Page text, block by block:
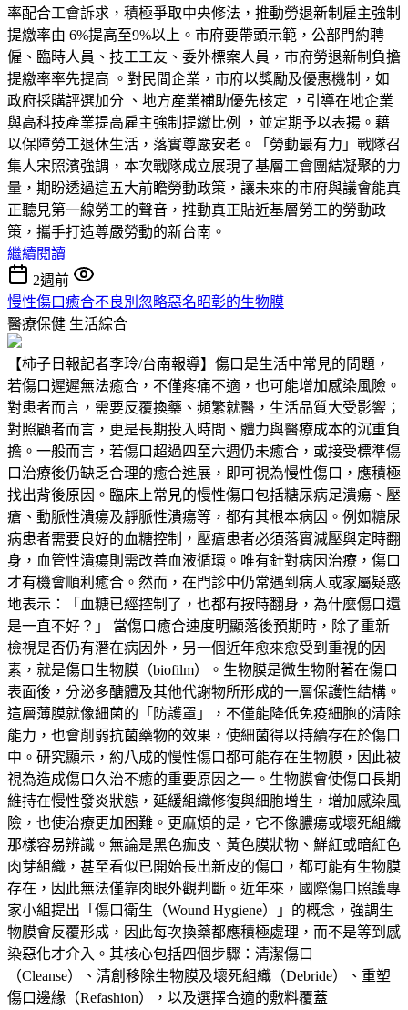
率配合工會訴求，積極爭取中央修法，推動勞退新制雇主強制
提繳率由 6%提高至9%以上。市府要帶頭示範，公部門約聘
僱、臨時人員、技工工友、委外標案人員，市府勞退新制負擔
提繳率率先提高 。對民間企業，市府以獎勵及優惠機制，如
政府採購評選加分 、地方產業補助優先核定 ，引導在地企業
與高科技產業提高雇主強制提繳比例 ，並定期予以表揚。藉
以保障勞工退休生活，落實尊嚴安老。「勞動最有力」戰隊召
集人宋照濱強調，本次戰隊成立展現了基層工會團結凝聚的力
量，期盼透過這五大前瞻勞動政策，讓未來的市府與議會能真
正聽見第一線勞工的聲音，推動真正貼近基層勞工的勞動政
策，攜手打造尊嚴勞動的新台南。
繼續閱讀
2週前
慢性傷口癒合不良別忽略惡名昭彰的生物膜
醫療保健 生活綜合
【柿子日報記者李玲/台南報導】傷口是生活中常見的問題，
若傷口遲遲無法癒合，不僅疼痛不適，也可能增加感染風險。
對患者而言，需要反覆換藥、頻繁就醫，生活品質大受影響；
對照顧者而言，更是長期投入時間、體力與醫療成本的沉重負
擔。一般而言，若傷口超過四至六週仍未癒合，或接受標準傷
口治療後仍缺乏合理的癒合進展，即可視為慢性傷口，應積極
找出背後原因。臨床上常見的慢性傷口包括糖尿病足潰瘍、壓
瘡、動脈性潰瘍及靜脈性潰瘍等，都有其根本病因。例如糖尿
病患者需要良好的血糖控制，壓瘡患者必須落實減壓與定時翻
身，血管性潰瘍則需改善血液循環。唯有針對病因治療，傷口
才有機會順利癒合。然而，在門診中仍常遇到病人或家屬疑惑
地表示：「血糖已經控制了，也都有按時翻身，為什麼傷口還
是一直不好？」 當傷口癒合速度明顯落後預期時，除了重新
檢視是否仍有潛在病因外，另一個近年愈來愈受到重視的因
素，就是傷口生物膜（biofilm）。生物膜是微生物附著在傷口
表面後，分泌多醣體及其他代謝物所形成的一層保護性結構。
這層薄膜就像細菌的「防護罩」，不僅能降低免疫細胞的清除
能力，也會削弱抗菌藥物的效果，使細菌得以持續存在於傷口
中。研究顯示，約八成的慢性傷口都可能存在生物膜，因此被
視為造成傷口久治不癒的重要原因之一。生物膜會使傷口長期
維持在慢性發炎狀態，延緩組織修復與細胞增生，增加感染風
險，也使治療更加困難。更麻煩的是，它不像膿瘍或壞死組織
那樣容易辨識。無論是黑色痂皮、黃色膜狀物、鮮紅或暗紅色
肉芽組織，甚至看似已開始長出新皮的傷口，都可能有生物膜
存在，因此無法僅靠肉眼外觀判斷。近年來，國際傷口照護專
家小組提出「傷口衛生（Wound Hygiene）」的概念，強調生
物膜會反覆形成，因此每次換藥都應積極處理，而不是等到感
染惡化才介入。其核心包括四個步驟：清潔傷口
（Cleanse）、清創移除生物膜及壞死組織（Debride）、重塑
傷口邊緣（Refashion），以及選擇合適的敷料覆蓋